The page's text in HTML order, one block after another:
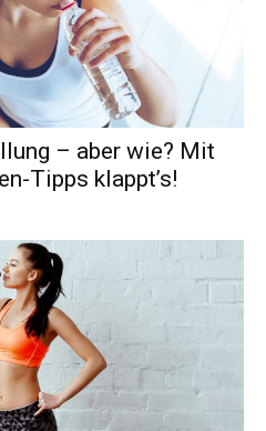
– aber wie? Mit
Tipps klappt’s!